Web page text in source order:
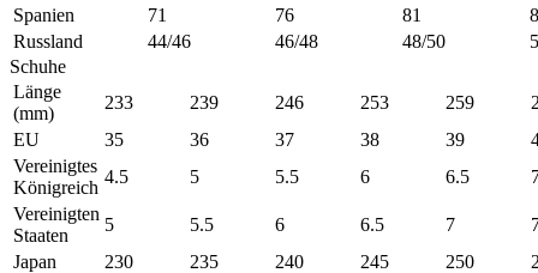
Spanien
71 76 81
Russland
44/46 46/48 48/50
Schuhe
Länge
(mm)
233 239 246 253 259
EU
35 36 37 38 39
Vereinigtes
Königreich
4.5 5 5.5 6 6.5
Vereinigten
Staaten
5 5.5 6 6.5 7
Japan
230 235 240 245 250